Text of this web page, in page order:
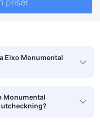
priser
Eixo Monumental
Monumental